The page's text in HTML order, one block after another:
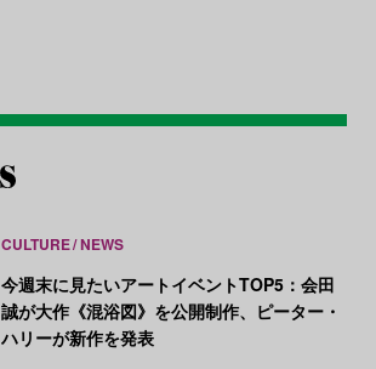
CULTURE NEWS
今週末に見たいアートイベントTOP5：会田
誠が大作《混浴図》を公開制作、ピーター・
ハリーが新作を発表